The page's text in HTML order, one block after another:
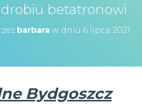
betatronowi
barbara w dniu 6 lipca 2021
Bydgoszcz